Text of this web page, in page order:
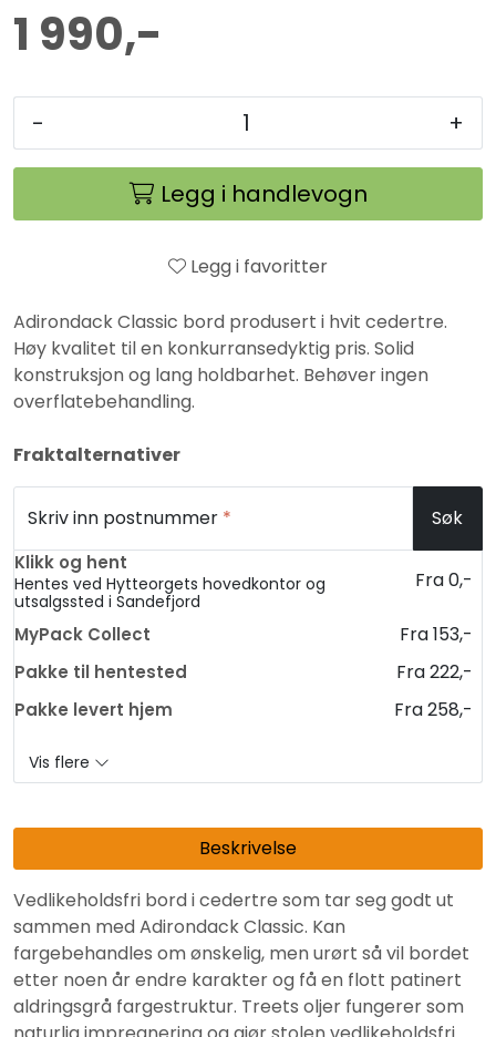
1 990,-
- +
Legg i handlevogn
Legg i favoritter
Adirondack Classic bord produsert i hvit cedertre.
Høy kvalitet til en konkurransedyktig pris. Solid
konstruksjon og lang holdbarhet. Behøver ingen
overflatebehandling.
Fraktalternativer
Skriv inn postnummer * Søk
Klikk og hent
Hentes ved Hytteorgets hovedkontor og
utsalgssted i Sandefjord
Fra 0,-
MyPack Collect Fra 153,-
Pakke til hentested Fra 222,-
Pakke levert hjem Fra 258,-
Vis flere
Beskrivelse
Vedlikeholdsfri bord i cedertre som tar seg godt ut
sammen med Adirondack Classic. Kan
fargebehandles om ønskelig, men urørt så vil bordet
etter noen år endre karakter og få en flott patinert
aldringsgrå fargestruktur. Treets oljer fungerer som